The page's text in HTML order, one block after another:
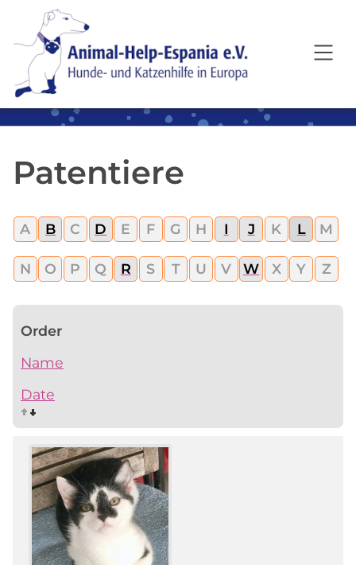
SKIP TO MAIN CONTENT
Patentiere
A B C D E F G H I J K L M
N O P Q R S T U V W X Y Z
Order
Name
Date